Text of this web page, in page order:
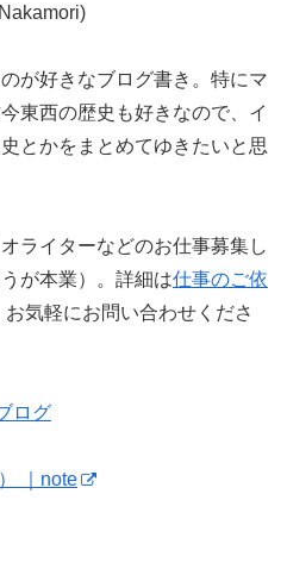
が好きなブログ書き。特にマ
東西の歴史も好きなので、イ
とかをまとめてゆきたいと思
ライターなどのお仕事募集し
が本業）。詳細は仕事のご依
お気軽にお問い合わせくださ
ログ
｜note